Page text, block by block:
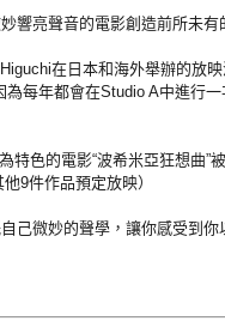
響亮聲音的電影創造前所未有
在日本和海外舉辦的放
每年都會在Studio A中進行
特色的電影“波希米亞狂想曲
9件作品預定放映）
己微妙的聲學，讓你感受到